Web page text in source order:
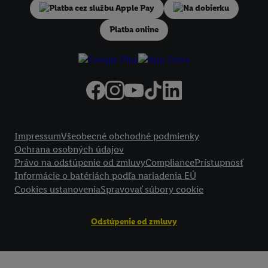
Na dobierku
Platba online
ImpressumVšeobecné obchodné podmienky
Ochrana osobných údajov
Právo na odstúpenie od zmluvyCompliancePrístupnosť
Informácie o batériách podľa nariadenia EÚ
Cookies ustanoveniaSpravovať súbory cookie
Odstúpenie od zmluvy
Kliknutím na možnosť "Odmietnuť" môžete povoliť iba používanie
potrebných technológií. Kliknutím na "
Súhlasím
spracúvaním na všetky vyššie uvedené účely. Ďalšie informácie
informácií o dobe uchovávania údajov a Vašom práve kedykoľvek
súhlas s účinnosťou do budúcnosti nájdete v našich
Imprint nájdete tu.